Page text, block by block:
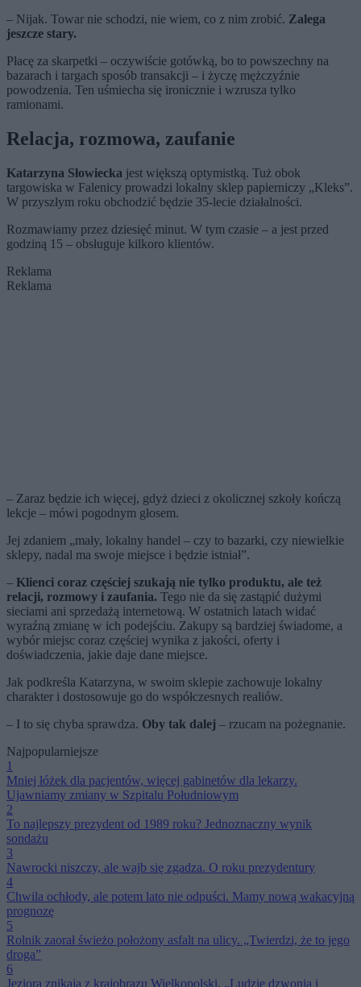
– Nijak. Towar nie schodzi, nie wiem, co z nim zrobić. Zalega
jeszcze stary.
Płacę za skarpetki – oczywiście gotówką, bo to powszechny na
bazarach i targach sposób transakcji – i życzę mężczyźnie
powodzenia. Ten uśmiecha się ironicznie i wzrusza tylko
ramionami.
Relacja, rozmowa, zaufanie
Katarzyna Słowiecka jest większą optymistką. Tuż obok
targowiska w Falenicy prowadzi lokalny sklep papierniczy „Kleks”.
W przyszłym roku obchodzić będzie 35-lecie działalności.
Rozmawiamy przez dziesięć minut. W tym czasie – a jest przed
godziną 15 – obsługuje kilkoro klientów.
Reklama
Reklama
– Zaraz będzie ich więcej, gdyż dzieci z okolicznej szkoły kończą
lekcje – mówi pogodnym głosem.
Jej zdaniem „mały, lokalny handel – czy to bazarki, czy niewielkie
sklepy, nadal ma swoje miejsce i będzie istniał”.
– Klienci coraz częściej szukają nie tylko produktu, ale też
relacji, rozmowy i zaufania. Tego nie da się zastąpić dużymi
sieciami ani sprzedażą internetową. W ostatnich latach widać
wyraźną zmianę w ich podejściu. Zakupy są bardziej świadome, a
wybór miejsc coraz częściej wynika z jakości, oferty i
doświadczenia, jakie daje dane miejsce.
Jak podkreśla Katarzyna, w swoim sklepie zachowuje lokalny
charakter i dostosowuje go do współczesnych realiów.
– I to się chyba sprawdza. Oby tak dalej – rzucam na pożegnanie.
Najpopularniejsze
1
Mniej łóżek dla pacjentów, więcej gabinetów dla lekarzy.
Ujawniamy zmiany w Szpitalu Południowym
2
To najlepszy prezydent od 1989 roku? Jednoznaczny wynik
sondażu
3
Nawrocki niszczy, ale wajb się zgadza. O roku prezydentury
4
Chwila ochłody, ale potem lato nie odpuści. Mamy nową wakacyjną
prognozę
5
Rolnik zaorał świeżo położony asfalt na ulicy. „Twierdzi, że to jego
droga”
6
Jeziora znikają z krajobrazu Wielkopolski. „Ludzie dzwonią i